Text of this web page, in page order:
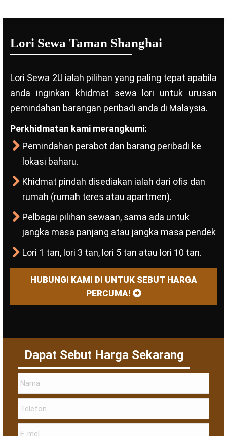
Lori Sewa Taman Shanghai
Lori Sewa 2U ialah pilihan yang paling tepat apabila
anda inginkan khidmat sewa lori untuk urusan
pemindahan barangan peribadi anda di Malaysia.
Perkhidmatan kami merangkumi:
Pemindahan perabot dan barang peribadi ke
lokasi baharu.
Khidmat pindah disediakan ialah dari ofis dan
rumah (rumah teres atau apartmen).
Pelbagai pilihan sewaan, sama ada untuk
jangka masa panjang atau jangka masa pendek
Lori 1 tan, lori 3 tan, lori 5 tan atau lori 10 tan.
HUBUNGI KAMI DI UNTUK SEBUT HARGA
PERCUMA!
Dapat Sebut Harga Sekarang